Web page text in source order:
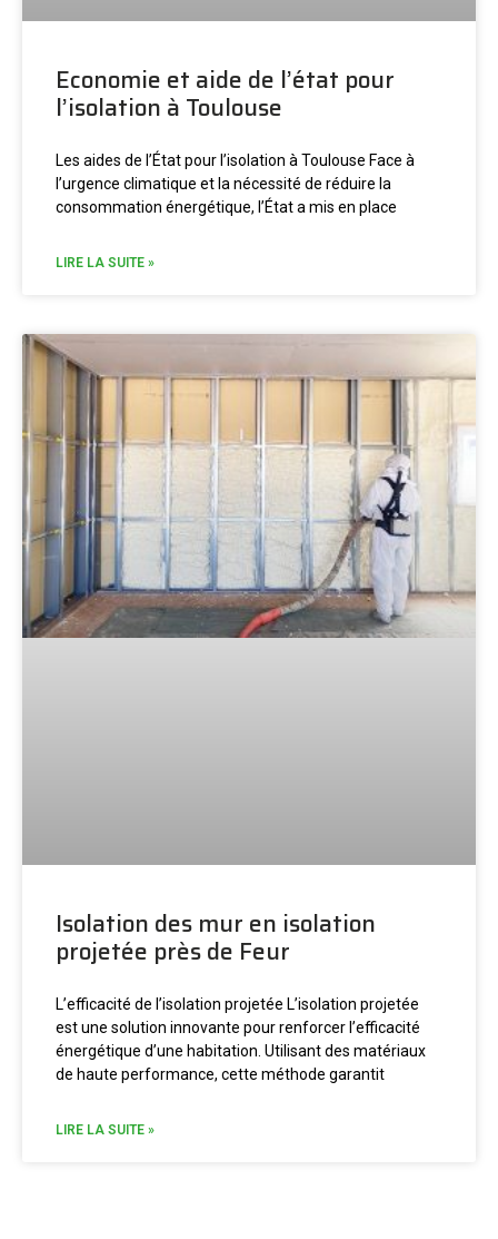
Economie et aide de l’état pour
l’isolation à Toulouse
Les aides de l’État pour l’isolation à Toulouse Face à
l’urgence climatique et la nécessité de réduire la
consommation énergétique, l’État a mis en place
LIRE LA SUITE »
Isolation des mur en isolation
projetée près de Feur
L’efficacité de l’isolation projetée L’isolation projetée
est une solution innovante pour renforcer l’efficacité
énergétique d’une habitation. Utilisant des matériaux
de haute performance, cette méthode garantit
LIRE LA SUITE »